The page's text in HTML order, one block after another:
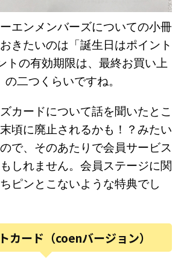
エンメンバーズについての小冊
きたいのは「誕生日はポイント
トの有効期限は、最終お買い上
二つくらいですね。
カードについて話を聞いたとこ
頃に廃止されるかも！？みたい
で、そのあたりで会員サービス
しれません。会員ステージに関
ピンとこないような特典でし
カード（coenバージョン）